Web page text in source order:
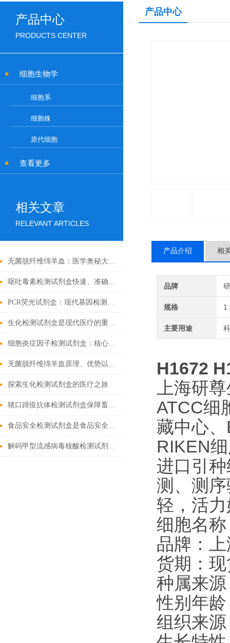
产品中心
PRODUCTS CENTER
细胞生物学
细胞系
细胞株
原代细胞
查看更多
相关文章
RELEVANT ARTICLES
无菌脱纤维绵羊血：医学奥秘大揭秘！
呕吐毒素检测试剂盒快速、准确检测粮食中的有害物质
PCR荧光试剂盒：现代基因检测的得力助手
生化检测试剂盒是现代医疗的重要工具
细胞炎症因子检测试剂盒：核心技术与检测原理全解析
无菌脱纤维绵羊血原理、优势以及应用前景
探索生化检测试剂盒的医疗之旅
猪口蹄疫抗体检测试剂盒保障畜牧业健康发展的重要工具
食品安全检测试剂盒是食品安全领域的重要工具
解码甲型流感病毒核酸检测试剂盒奥秘，精准锁定病毒
产品中心
产品介绍 相
品牌
规格 1
主要用途
H1672
上海研
ATCC细
藏中心
RIKEN
进口引
测、测
轻，活
细胞名
品牌：
货期：
种属来
性别年
组织来